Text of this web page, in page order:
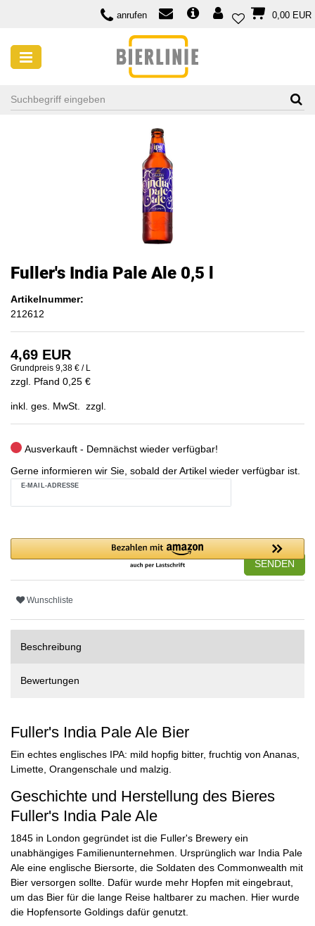
anrufen 0,00 EUR
Fuller's India Pale Ale 0,5 l
Artikelnummer:
212612
4,69 EUR
Grundpreis 9,38 € / L
zzgl. Pfand 0,25 €
inkl. ges. MwSt. zzgl.
Ausverkauft - Demnächst wieder verfügbar!
Gerne informieren wir Sie, sobald der Artikel wieder verfügbar ist.
E-MAIL-ADRESSE
SENDEN
Wunschliste
Beschreibung
Bewertungen
Fuller's India Pale Ale Bier
Ein echtes englisches IPA: mild hopfig bitter, fruchtig von Ananas,
Limette, Orangenschale und malzig.
Geschichte und Herstellung des Bieres
Fuller's India Pale Ale
1845 in London gegründet ist die Fuller's Brewery ein
unabhängiges Familienunternehmen. Ursprünglich war India Pale
Ale eine englische Biersorte, die Soldaten des Commonwealth mit
Bier versorgen sollte. Dafür wurde mehr Hopfen mit eingebraut,
um das Bier für die lange Reise haltbarer zu machen. Hier wurde
die Hopfensorte Goldings dafür genutzt.